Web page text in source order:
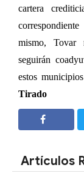
cartera
mismo, Tovar
seguirán
estos
Tirado
Artículos